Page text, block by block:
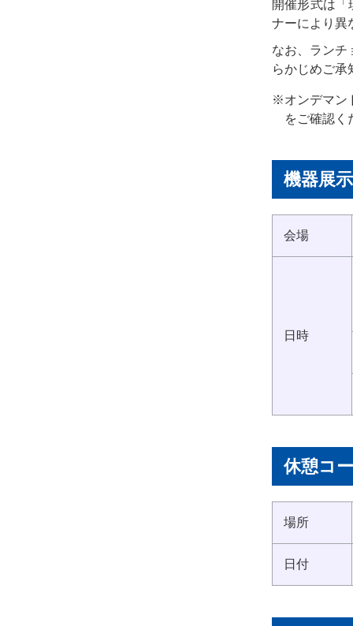
開催形式は
ナーにより異
なお、ランチ
らかじめご承
※オンデマン
をご確認く
機器展
会場
日時
休憩コ
場所
日付